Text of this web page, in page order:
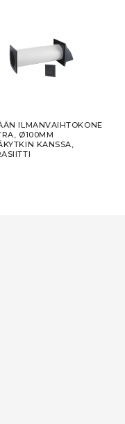
ILMANVAIHTOKONE
Ø100MM
KANSSA,